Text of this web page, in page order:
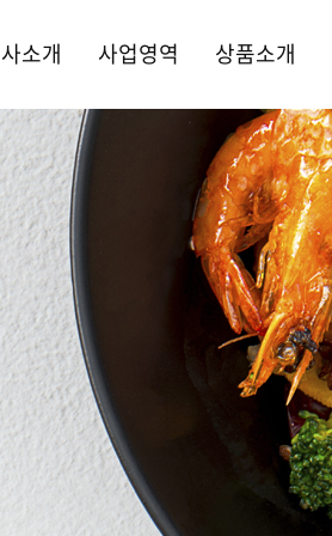
소개 사업영역 상품소개